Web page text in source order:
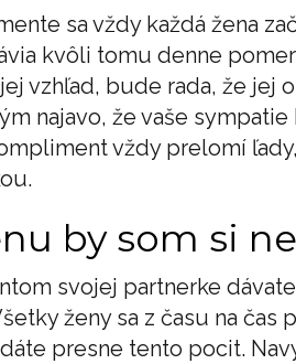
sa vždy každá žena
kvôli tomu denne
vzhľad, bude rada, že jej
najavo, že vaše
vždy prelomí
by som si
svojej partnerke
ženy sa z času na
presne tento pocit.